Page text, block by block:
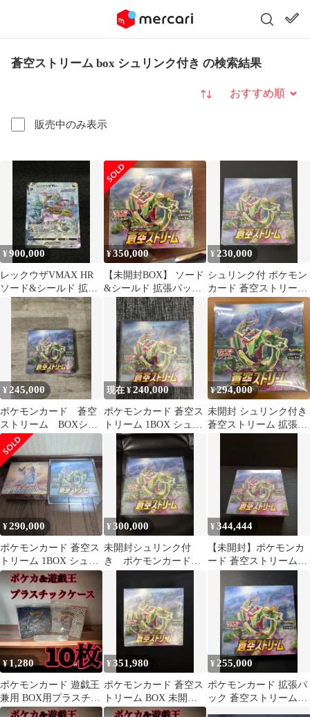
蒼空ストリーム box シュリンク付き の検索結果
販売中のみ表示
並び替え
¥900,000
レックウザVMAX HR
ソード&シールド 拡張
パック 蒼空ストリーム
キラ …
¥350,000
【未開封BOX】 ソード
&シールド 拡張パック
蒼空ストリーム シュ
リンクあり
¥ 230,000
シュリンク付 ポケモン
カード 蒼空ストリーム
1BOX
¥ 245,000
ポケモンカード 蒼空
ストリーム BOXシュ
リンク付き
現在 ¥240,000
ポケモンカード 蒼空ス
トリーム 1BOX シュリ
ンク付き
¥294,000
未開封 シュリンク付き
蒼空ストリーム 拡張パ
ド&シールド
¥290,000
ポケモンカード 蒼空ス
トリーム 1BOX シュリ
ンク付き BOXローダー
付き
¥300,000
未開封シュリンク付
き ポケモンカード
¥344,444
【未開封】ポケモンカ
ード 蒼空ストリーム
¥1,280
ポケモンカード 遊戯王
兼用 BOX用プラスチッ
クケース ボックスロ
¥351,980
ポケモンカード 蒼空ス
トリーム BOX 未開封
シュリンク有
¥ 255,000
ポケモンカード 拡張パ
ック 蒼空ストリーム